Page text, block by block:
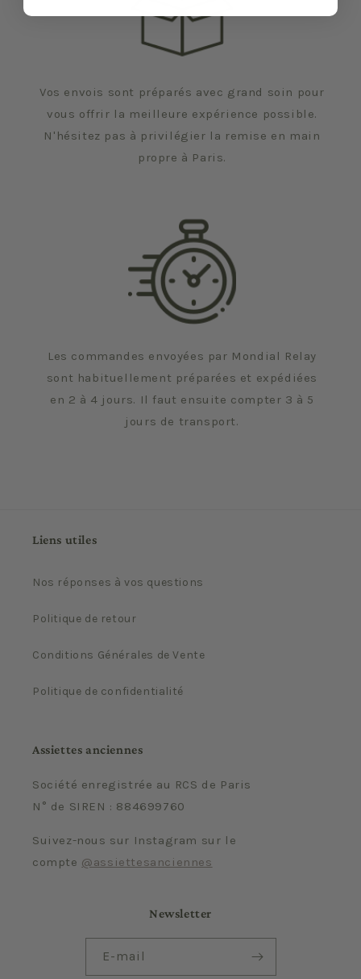
Vos envois sont préparés avec grand soin pour
vous offrir la meilleure expérience possible.
N'hésitez pas à privilégier la remise en main
propre à Paris.
Les commandes envoyées par Mondial Relay
sont habituellement préparées et expédiées
en 2 à 4 jours. Il faut ensuite compter 3 à 5
jours de transport.
Liens utiles
Nos réponses à vos questions
Politique de retour
Conditions Générales de Vente
Politique de confidentialité
Assiettes anciennes
Société enregistrée au RCS de Paris
N° de SIREN : 884699760
Suivez-nous sur Instagram sur le
compte @assiettesanciennes
Newsletter
E-mail